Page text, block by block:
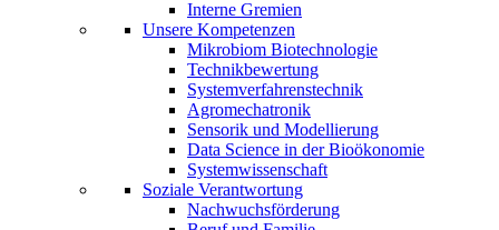
Interne Gremien
Unsere Kompetenzen
Mikrobiom Biotechnologie
Technikbewertung
Systemverfahrenstechnik
Agromechatronik
Sensorik und Modellierung
Data Science in der Bioökonomie
Systemwissenschaft
Soziale Verantwortung
Nachwuchsförderung